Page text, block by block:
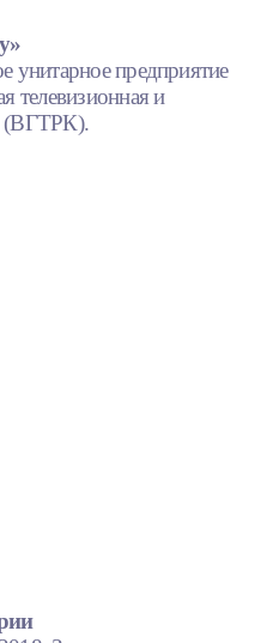
унитарное предприятие
телевизионная и
(ВГТРК).